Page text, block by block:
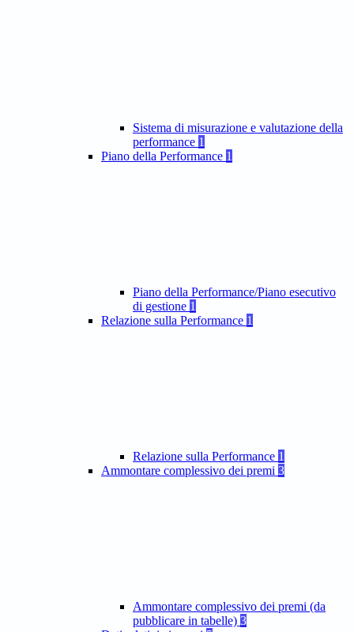
Sistema di misurazione e valutazione della
performance 1
Piano della Performance 1
Piano della Performance/Piano esecutivo
di gestione 1
Relazione sulla Performance 1
Relazione sulla Performance 1
Ammontare complessivo dei premi 3
Ammontare complessivo dei premi (da
pubblicare in tabelle) 3